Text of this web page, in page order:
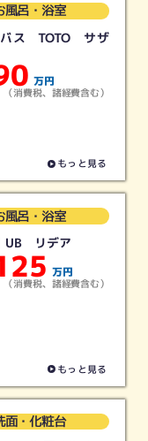
リック
ーム
洗面
リフォーム
風呂・浴室
バス TOTO サザ
万円
（消費税、諸経費含む）
もっと見る
風呂・浴室
UB リデア
万円
（消費税、諸経費含む）
もっと見る
面・化粧台